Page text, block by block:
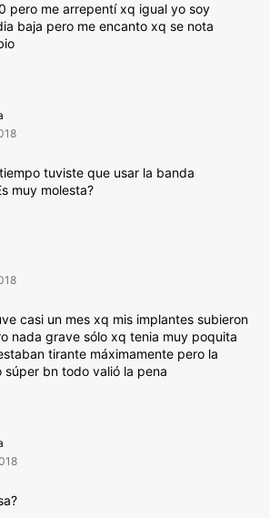
pero me arrepentí xq igual yo soy
baja pero me encanto xq se nota
tuviste que usar la banda
muy molesta?
casi un mes xq mis implantes subieron
nada grave sólo xq tenia muy poquita
tirante máximamente pero la
súper bn todo valió la pena